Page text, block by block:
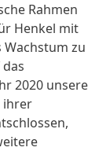
Rahmen
Henkel mit
zu
2020 unsere
ihrer